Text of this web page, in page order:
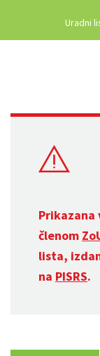
Uradni
Prikazana
členom
lista,
na PISRS.